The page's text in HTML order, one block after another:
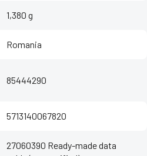
1,380 g
Romania
85444290
5713140067820
27060390 Ready-made data